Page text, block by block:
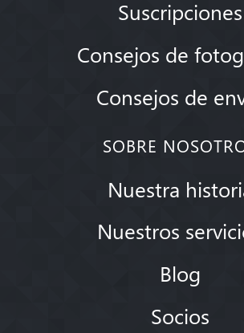
Suscripciones
Consejos de
Consejos de
SOBRE
Nuestra
Nuestros
Blog
Socios